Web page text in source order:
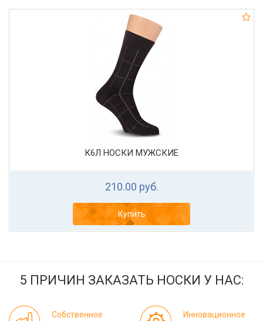
К6Л НОСКИ МУЖСКИЕ
210.00 руб.
Купить
5 ПРИЧИН ЗАКАЗАТЬ НОСКИ У НАС:
Собственное
Инновационное